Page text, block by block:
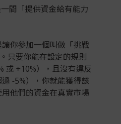
間「提供資金給有能力
你參加一個叫做「挑戰
只要你能在設定的規則
或 +10%），且沒有違反
-5%），你就能獲得該
他們的資金在真實市場